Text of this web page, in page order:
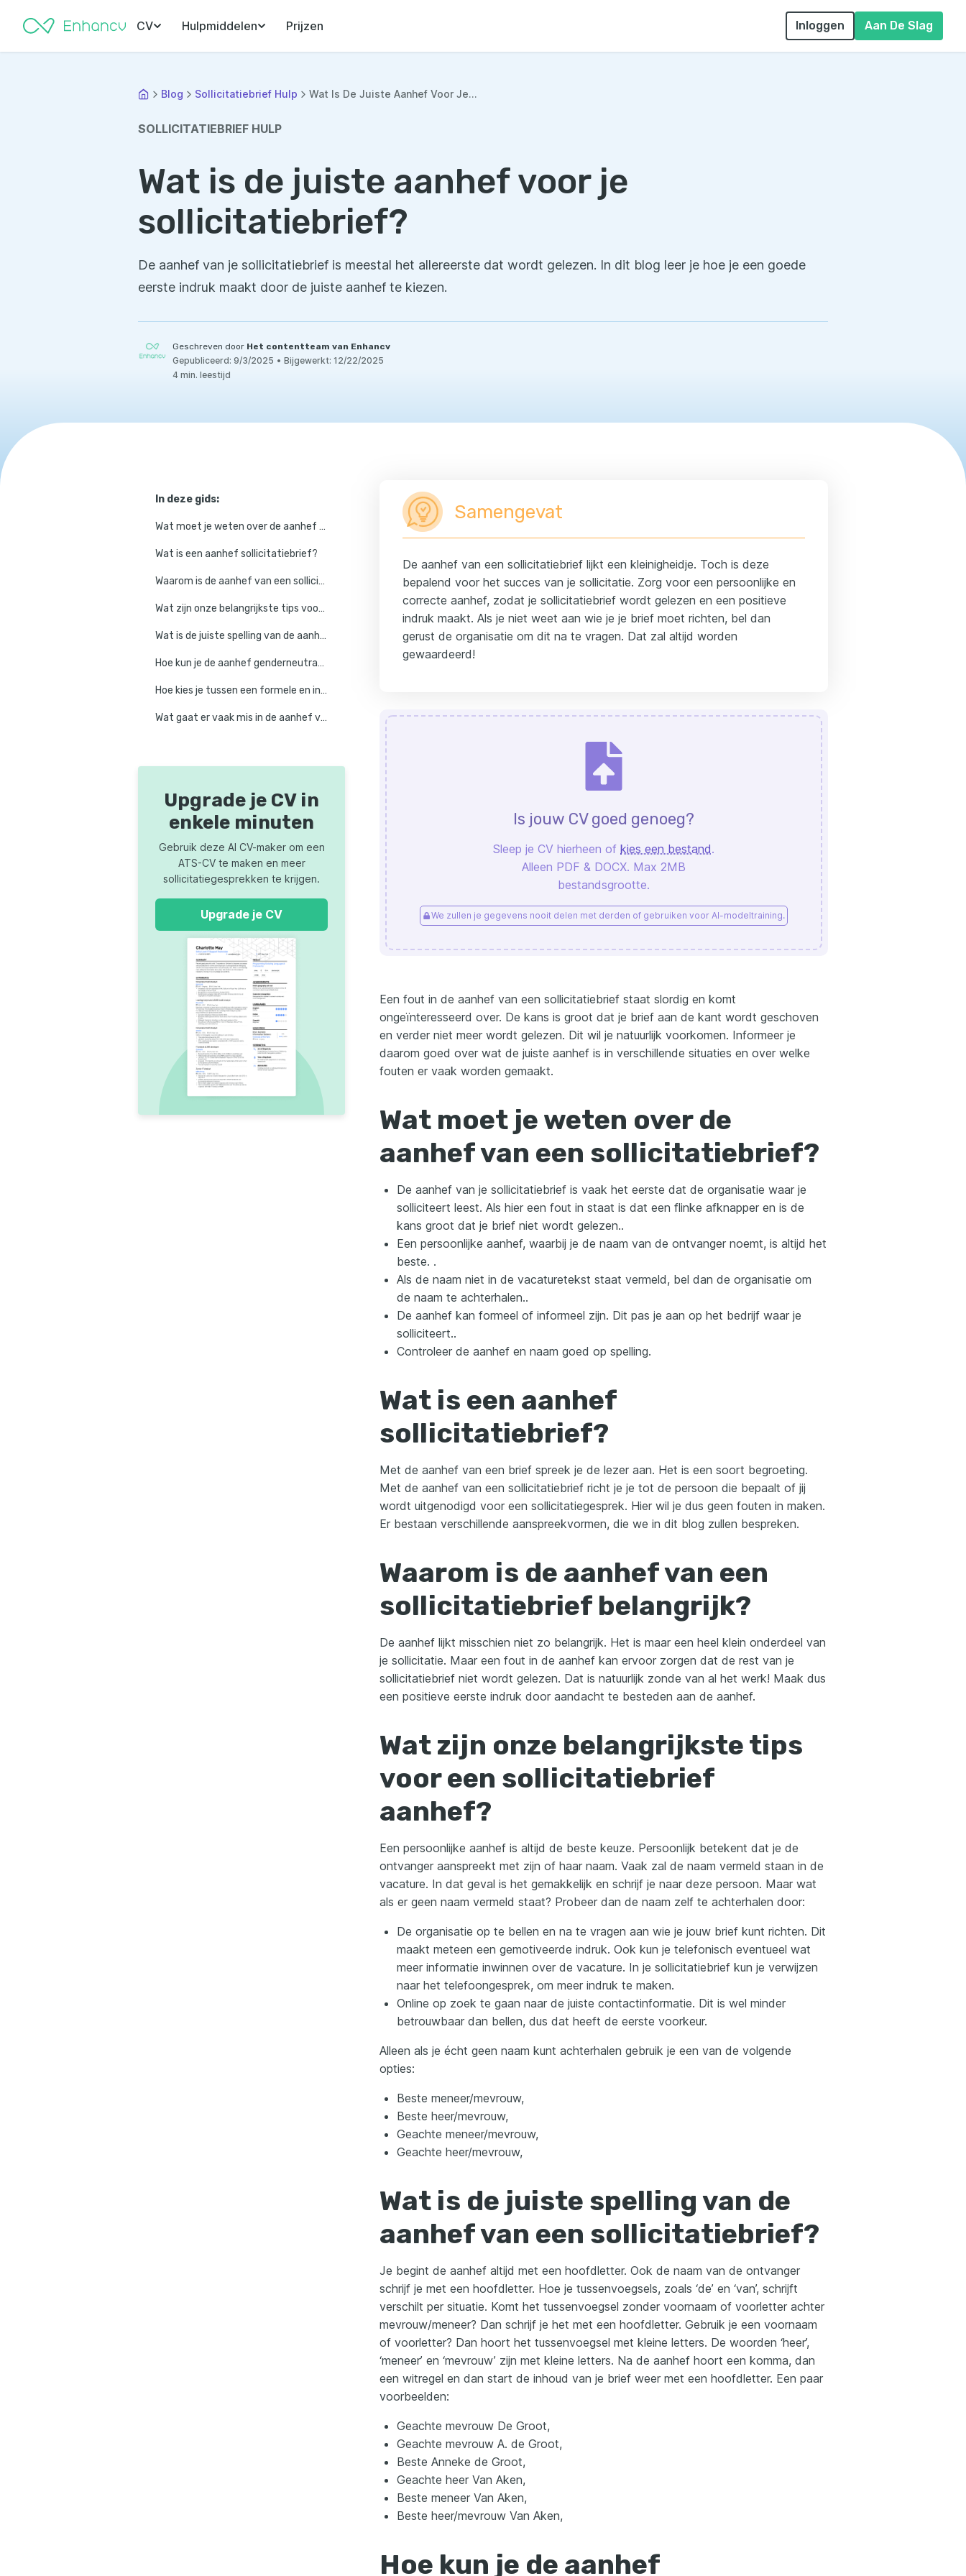
CV Hulpmiddelen Prijzen Inloggen Aan De Slag
Blog Sollicitatiebrief Hulp Wat Is De Juiste Aanhef Voor Je...
SOLLICITATIEBRIEF HULP
Wat is de juiste aanhef voor je
sollicitatiebrief?
De aanhef van je sollicitatiebrief is meestal het allereerste dat wordt gelezen. In dit blog leer je hoe je een goede
eerste indruk maakt door de juiste aanhef te kiezen.
Geschreven door Het contentteam van Enhancv
Gepubliceerd: 9/3/2025 • Bijgewerkt: 12/22/2025
4 min. leestijd
In deze gids:
Wat moet je weten over de aanhef van een sollicitatiebrief?
Wat is een aanhef sollicitatiebrief?
Waarom is de aanhef van een sollicitatiebrief belangrijk?
Wat zijn onze belangrijkste tips voor een sollicitatiebrief aanhef?
Wat is de juiste spelling van de aanhef van een sollicitatiebrief?
Hoe kun je de aanhef genderneutraal en inclusief schrijven?
Hoe kies je tussen een formele en informele aanhef in een sollicitatiebrief?
Wat gaat er vaak mis in de aanhef van een sollicitatiebrief?
Upgrade je CV in
enkele minuten
Gebruik deze AI CV-maker om een
ATS-CV te maken en meer
sollicitatiegesprekken te krijgen.
Upgrade je CV
Samengevat
De aanhef van een sollicitatiebrief lijkt een kleinigheidje. Toch is deze
bepalend voor het succes van je sollicitatie. Zorg voor een persoonlijke en
correcte aanhef, zodat je sollicitatiebrief wordt gelezen en een positieve
indruk maakt. Als je niet weet aan wie je je brief moet richten, bel dan
gerust de organisatie om dit na te vragen. Dat zal altijd worden
gewaardeerd!
Is jouw CV goed genoeg?
Sleep je CV hierheen of kies een bestand.
Alleen PDF & DOCX. Max 2MB
bestandsgrootte.
We zullen je gegevens nooit delen met derden of gebruiken voor AI-modeltraining.
Een fout in de aanhef van een sollicitatiebrief staat slordig en komt
ongeïnteresseerd over. De kans is groot dat je brief aan de kant wordt geschoven
en verder niet meer wordt gelezen. Dit wil je natuurlijk voorkomen. Informeer je
daarom goed over wat de juiste aanhef is in verschillende situaties en over welke
fouten er vaak worden gemaakt.
Wat moet je weten over de
aanhef van een sollicitatiebrief?
De aanhef van je sollicitatiebrief is vaak het eerste dat de organisatie waar je
solliciteert leest. Als hier een fout in staat is dat een flinke afknapper en is de
kans groot dat je brief niet wordt gelezen..
Een persoonlijke aanhef, waarbij je de naam van de ontvanger noemt, is altijd het
beste. .
Als de naam niet in de vacaturetekst staat vermeld, bel dan de organisatie om
de naam te achterhalen..
De aanhef kan formeel of informeel zijn. Dit pas je aan op het bedrijf waar je
solliciteert..
Controleer de aanhef en naam goed op spelling.
Wat is een aanhef
sollicitatiebrief?
Met de aanhef van een brief spreek je de lezer aan. Het is een soort begroeting.
Met de aanhef van een sollicitatiebrief richt je je tot de persoon die bepaalt of jij
wordt uitgenodigd voor een sollicitatiegesprek. Hier wil je dus geen fouten in maken.
Er bestaan verschillende aanspreekvormen, die we in dit blog zullen bespreken.
Waarom is de aanhef van een
sollicitatiebrief belangrijk?
De aanhef lijkt misschien niet zo belangrijk. Het is maar een heel klein onderdeel van
je sollicitatie. Maar een fout in de aanhef kan ervoor zorgen dat de rest van je
sollicitatiebrief niet wordt gelezen. Dat is natuurlijk zonde van al het werk! Maak dus
een positieve eerste indruk door aandacht te besteden aan de aanhef.
Wat zijn onze belangrijkste tips
voor een sollicitatiebrief
aanhef?
Een persoonlijke aanhef is altijd de beste keuze. Persoonlijk betekent dat je de
ontvanger aanspreekt met zijn of haar naam. Vaak zal de naam vermeld staan in de
vacature. In dat geval is het gemakkelijk en schrijf je naar deze persoon. Maar wat
als er geen naam vermeld staat? Probeer dan de naam zelf te achterhalen door:
De organisatie op te bellen en na te vragen aan wie je jouw brief kunt richten. Dit
maakt meteen een gemotiveerde indruk. Ook kun je telefonisch eventueel wat
meer informatie inwinnen over de vacature. In je sollicitatiebrief kun je verwijzen
naar het telefoongesprek, om meer indruk te maken.
Online op zoek te gaan naar de juiste contactinformatie. Dit is wel minder
betrouwbaar dan bellen, dus dat heeft de eerste voorkeur.
Alleen als je écht geen naam kunt achterhalen gebruik je een van de volgende
opties:
Beste meneer/mevrouw,
Beste heer/mevrouw,
Geachte meneer/mevrouw,
Geachte heer/mevrouw,
Wat is de juiste spelling van de
aanhef van een sollicitatiebrief?
Je begint de aanhef altijd met een hoofdletter. Ook de naam van de ontvanger
schrijf je met een hoofdletter. Hoe je tussenvoegsels, zoals ‘de’ en ‘van’, schrijft
verschilt per situatie. Komt het tussenvoegsel zonder voornaam of voorletter achter
mevrouw/meneer? Dan schrijf je het met een hoofdletter. Gebruik je een voornaam
of voorletter? Dan hoort het tussenvoegsel met kleine letters. De woorden ‘heer’,
‘meneer’ en ‘mevrouw’ zijn met kleine letters. Na de aanhef hoort een komma, dan
een witregel en dan start de inhoud van je brief weer met een hoofdletter. Een paar
voorbeelden:
Geachte mevrouw De Groot,
Geachte mevrouw A. de Groot,
Beste Anneke de Groot,
Geachte heer Van Aken,
Beste meneer Van Aken,
Beste heer/mevrouw Van Aken,
Hoe kun je de aanhef